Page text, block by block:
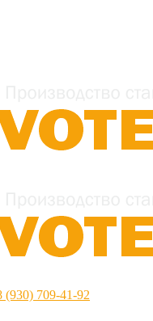
(930) 709-41-92